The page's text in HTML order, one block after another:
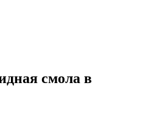
смола в